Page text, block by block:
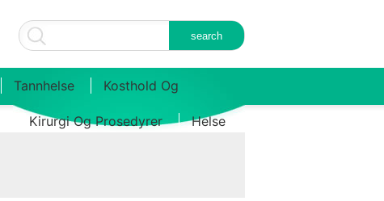
Tannhelse Kosthold Og
Kirurgi Og Prosedyrer Helse